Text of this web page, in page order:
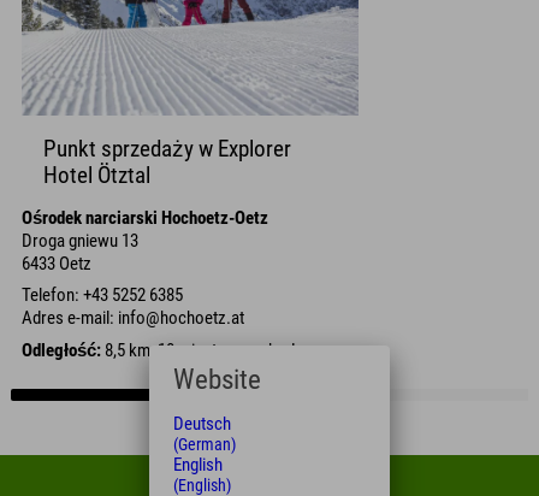
Punkt sprzedaży w Explorer
Hotel Ötztal
Ośrodek narciarski Hochoetz-Oetz
Droga gniewu 13
6433 Oetz
Telefon: +43 5252 6385
Adres e-mail: info@hochoetz.at
Odległość: 8,5 km, 10 minut samochodem
Website
Deutsch
(German)
English
(English)